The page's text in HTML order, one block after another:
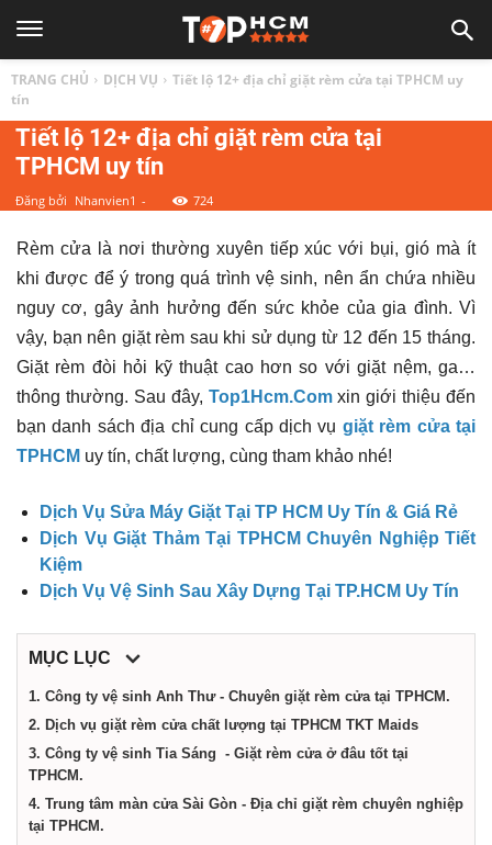
HCM
địa
điểm,
vụ
Thành
phố
Hồ
TRANG CHỦ DỊCH VỤ
Tiết lộ 12+ địa chỉ giặt rèm cửa tại TPHCM uy
tín
Tiết lộ 12+ địa chỉ giặt rèm cửa tại
TPHCM uy tín
Đăng bởi Nhanvien1 - 724
Rèm cửa là nơi thường xuyên tiếp xúc với bụi, gió mà ít
khi được để ý trong quá trình vệ sinh, nên ẩn chứa nhiều
nguy cơ, gây ảnh hưởng đến sức khỏe của gia đình. Vì
vậy, bạn nên giặt rèm sau khi sử dụng từ 12 đến 15 tháng.
Giặt rèm đòi hỏi kỹ thuật cao hơn so với giặt nệm, ga…
thông thường. Sau đây, Top1Hcm.Comxin giới thiệu đến
bạn danh sách địa chỉ cung cấp dịch vụ giặt rèm cửa tại
TPHCM uy tín, chất lượng, cùng tham khảo nhé!
Dịch Vụ Sửa Máy Giặt Tại TP HCM Uy Tín & Giá Rẻ
Dịch Vụ Giặt Thảm Tại TPHCM Chuyên Nghiệp Tiết
Kiệm
Dịch Vụ Vệ Sinh Sau Xây Dựng Tại TP.HCM Uy Tín
MỤC LỤC
1. Công ty vệ sinh Anh Thư - Chuyên giặt rèm cửa tại TPHCM.
2. Dịch vụ giặt rèm cửa chất lượng tại TPHCM TKT Maids
3. Công ty vệ sinh Tia Sáng - Giặt rèm cửa ở đâu tốt tại
TPHCM.
4. Trung tâm màn cửa Sài Gòn - Địa chỉ giặt rèm chuyên nghiệp
tại TPHCM.